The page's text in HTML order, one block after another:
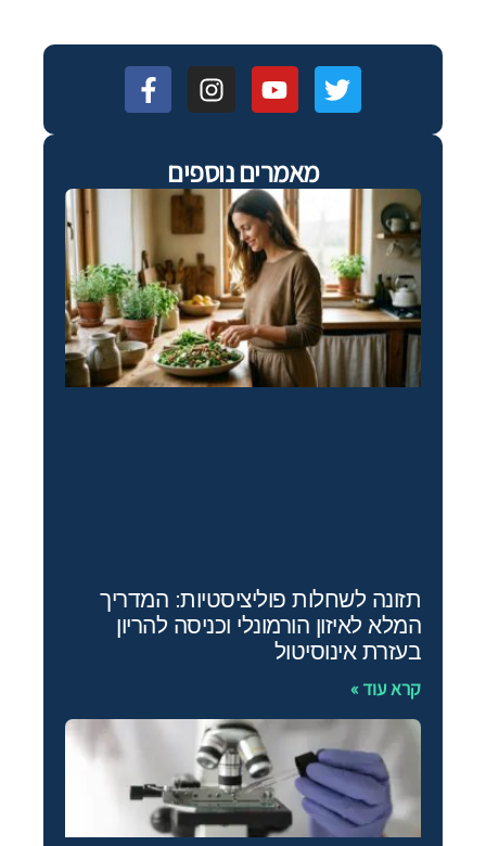
מאמרים נוספים
תזונה לשחלות פוליציסטיות: המדריך
המלא לאיזון הורמונלי וכניסה להריון
בעזרת אינוסיטול
קרא עוד »